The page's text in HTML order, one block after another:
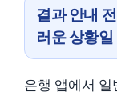
결과 안내
러운 상황
은행 앱에서